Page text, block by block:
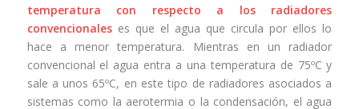
temperatura con respecto a los radiadores
convencionaleses que el agua que circula por ellos lo
hace a menor temperatura. Mientras en un radiador
convencional el agua entra a una temperatura de 75ºC y
sale a unos 65ºC, en este tipo de radiadores asociados a
sistemas como la aerotermia o la condensación, el agua